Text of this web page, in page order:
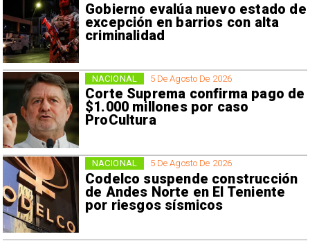
Gobierno evalúa nuevo estado de
excepción en barrios con alta
criminalidad
5 De Agosto De 2026
Corte Suprema confirma pago de
$1.000 millones por caso
ProCultura
NACIONAL
5 De Agosto De 2026
Codelco suspende construcción
de Andes Norte en El Teniente
por riesgos sísmicos
NACIONAL